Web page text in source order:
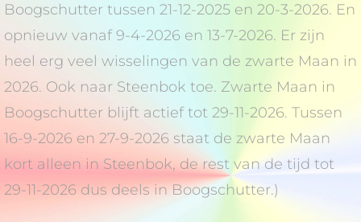
Boogschutter tussen 21-12-2025 en 20-3-2026. En
opnieuw vanaf 9-4-2026 en 13-7-2026. Er zijn
heel erg veel wisselingen van de zwarte Maan in
2026. Ook naar Steenbok toe. Zwarte Maan in
Boogschutter blijft actief tot 29-11-2026. Tussen
16-9-2026 en 27-9-2026 staat de zwarte Maan
kort alleen in Steenbok, de rest van de tijd tot
29-11-2026 dus deels in Boogschutter.)